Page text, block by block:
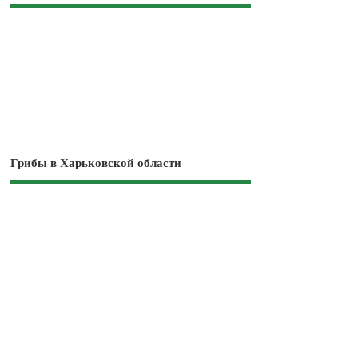
Грибы в Харьковской области